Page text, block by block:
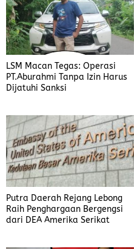
LSM Macan Tegas: Operasi
PT.Aburahmi Tanpa Izin Harus
Dijatuhi Sanksi
Putra Daerah Rejang Lebong
Raih Penghargaan Bergengsi
dari DEA Amerika Serikat